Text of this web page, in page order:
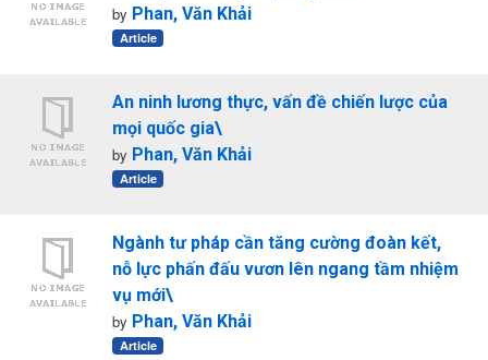
by Phan, Văn Khải
Article
An ninh lương thực, vấn đề chiến lược của
mọi quốc gia\
by Phan, Văn Khải
Article
Ngành tư pháp cần tăng cường đoàn kết,
nỗ lực phấn đấu vươn lên ngang tầm nhiệm
vụ mới\
by Phan, Văn Khải
Article